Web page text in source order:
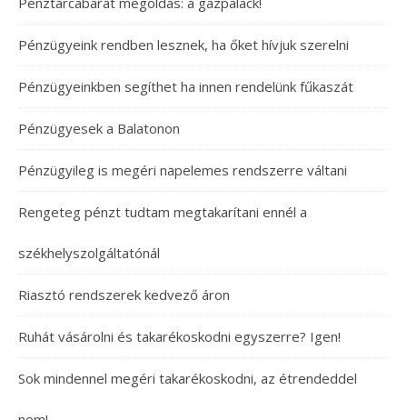
Pénzügyeink rendben lesznek, ha őket hívjuk szerelni
Pénzügyeinkben segíthet ha innen rendelünk fűkaszát
Pénzügyesek a Balatonon
Pénzügyileg is megéri napelemes rendszerre váltani
Rengeteg pénzt tudtam megtakarítani ennél a
székhelyszolgáltatónál
Riasztó rendszerek kedvező áron
Ruhát vásárolni és takarékoskodni egyszerre? Igen!
Sok mindennel megéri takarékoskodni, az étrendeddel